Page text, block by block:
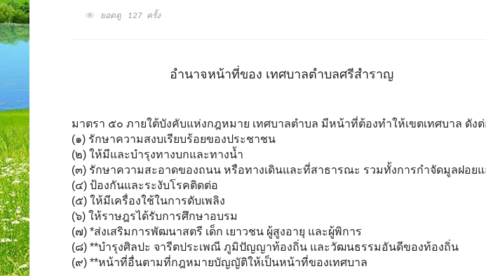
ยอดดู 127 ครั้ง
อำนาจหน้าที่ของ เทศบาลตำบลศรีสำราญ
มาตรา ๕๐ ภายใต้บังคับแห่งกฎหมาย เทศบาลตำบล มีหน้าที่ต้องทำให้เขตเทศบาล ดัง
(๑) รักษาความสงบเรียบร้อยของประชาชน
(๒) ให้มีและบำรุงทางบกและทางน้ำ
(๓) รักษาความสะอาดของถนน หรือทางเดินและที่สาธารณะ รวมทั้งการกำจัดมูลฝอย
(๔) ป้องกันและระงับโรคติดต่อ
(๕) ให้มีเครื่องใช้ในการดับเพลิง
(๖) ให้ราษฎรได้รับการศึกษาอบรม
(๗) *ส่งเสริมการพัฒนาสตรี เด็ก เยาวชน ผู้สูงอายุ และผู้พิการ
(๘) **บำรุงศิลปะ จารีตประเพณี ภูมิปัญญาท้องถิ่น และวัฒนธรรมอันดีของท้องถิ่น
(๙) **หน้าที่อื่นตามที่กฎหมายบัญญัติให้เป็นหน้าที่ของเทศบาล